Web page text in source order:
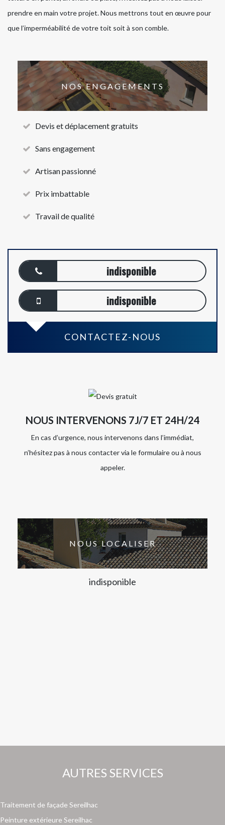
prendre en main votre projet. Nous mettrons tout en œuvre pour
que l’imperméabilité de votre toit soit à son comble.
NOS ENGAGEMENTS
Devis et déplacement gratuits
Sans engagement
Artisan passionné
Prix imbattable
Travail de qualité
indisponible
indisponible
CONTACTEZ-NOUS
NOUS INTERVENONS 7J/7 ET 24H/24
En cas d’urgence, nous intervenons dans l’immédiat,
n’hésitez pas à nous contacter via le formulaire ou à nous
appeler.
NOUS LOCALISER
indisponible
AUTRES SERVICES
Traitement de façade Sereilhac
Peinture extérieure Sereilhac